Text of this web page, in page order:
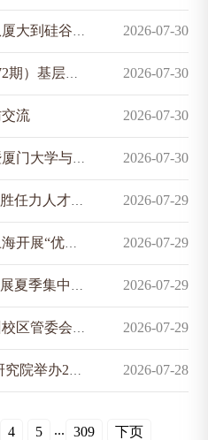
谷的人生选择 2026-07-30
九期“党建思享汇”举办 2026-07-30
流 2026-07-30
益科普支教活动举行 2026-07-30
计划首期实训举行 2026-07-29
拓岗促就业专项行动 2026-07-29
季集中培训 2026-07-29
泸州开展实践研学 2026-07-29
启航计划”研习会 2026-07-28
4 5 ... 309 下页